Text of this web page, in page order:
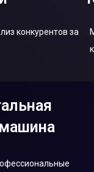
конкурентов за